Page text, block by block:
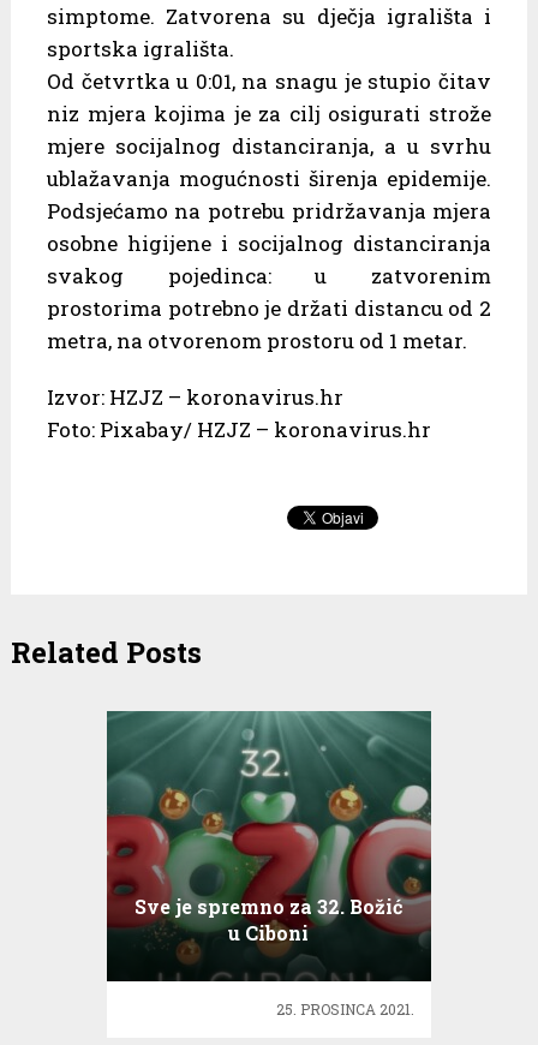
simptome. Zatvorena su dječja igrališta i
sportska igrališta.
Od četvrtka u 0:01, na snagu je stupio čitav
niz mjera kojima je za cilj osigurati strože
mjere socijalnog distanciranja, a u svrhu
ublažavanja mogućnosti širenja epidemije.
Podsjećamo na potrebu pridržavanja mjera
osobne higijene i socijalnog distanciranja
svakog pojedinca: u zatvorenim
prostorima potrebno je držati distancu od 2
metra, na otvorenom prostoru od 1 metar.
Izvor: HZJZ – koronavirus.hr
Foto: Pixabay/ HZJZ – koronavirus.hr
Related Posts
Sve je spremno za 32. Božić
u Ciboni
25. PROSINCA 2021.